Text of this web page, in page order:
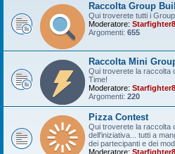
Raccolta Group
Qui troverete tutti i
Moderatore:
Argomenti: 655
Raccolta Mini
Qui troverete la raccolta
Time!
Moderatore:
Argomenti: 220
Pizza Contest
Qui troverete la raccolta
dell'iniziativa... tutti a
dei partecipanti e dei
Moderatore: